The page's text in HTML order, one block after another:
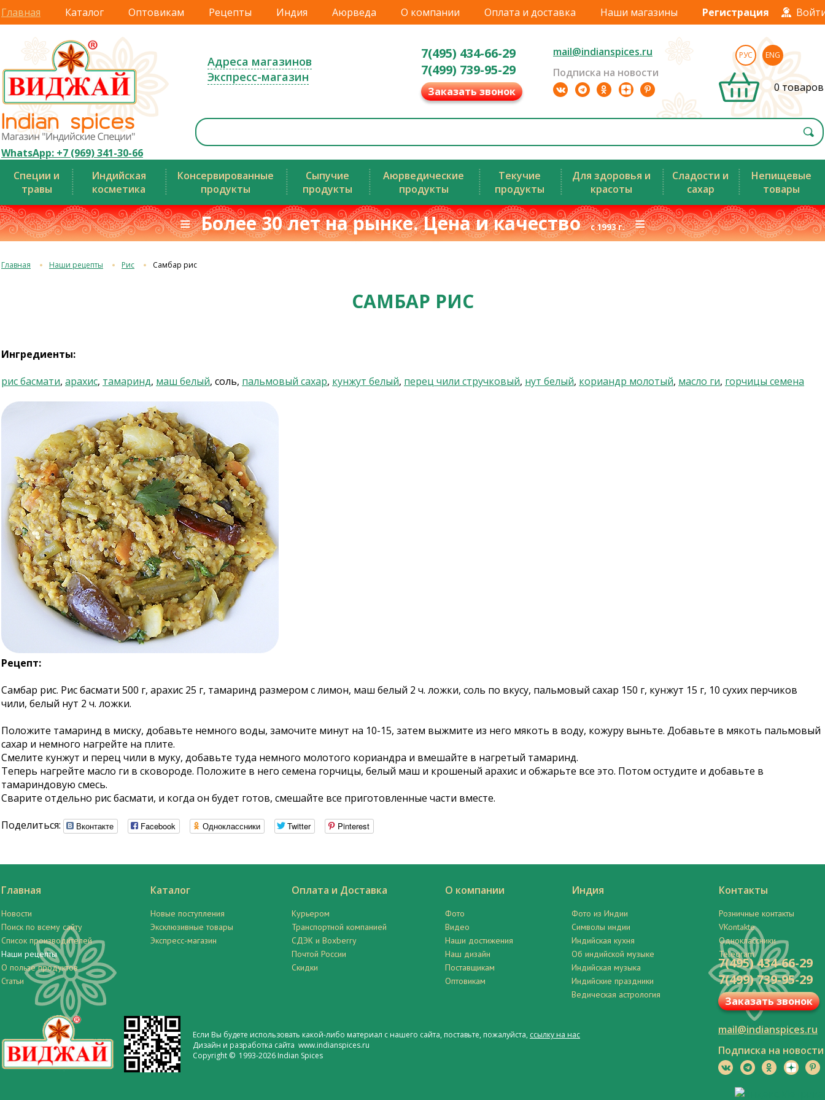
Главная Каталог Оптовикам Рецепты Индия Аюрведа О компании Оплата и доставка Наши магазины Регистрация
WhatsApp: +7 (969) 341-30-66
Адреса магазинов
Экспресс-магазин
7(495) 434-66-29
7(499) 739-95-29
Заказать звонок
mail@indianspices.ru
Подписка на новости
РУС ENG
0 товаров
Специи и
травы
Индийская
косметика
Консервированные
продукты
Сыпучие
продукты
Аюрведические
продукты
Текучие
продукты
Для здоровья и
красоты
Сладости и
сахар
Непищевые
товары
≡ Более 30 лет на рынке. Цена и качествос 1993 г.≡
Главная Наши рецепты Рис Самбар рис
САМБАР РИС
Ингредиенты:
рис басмати, арахис, тамаринд, маш белый, соль, пальмовый сахар, кунжут белый, перец чили стручковый, нут белый, кориандр молотый, масло ги, горчицы семена
Рецепт:
Самбар рис. Рис басмати 500 г, арахис 25 г, тамаринд размером с лимон, маш белый 2 ч. ложки, соль по вкусу, пальмовый сахар 150 г, кунжут 15 г, 10 сухих перчиков
чили, белый нут 2 ч. ложки.
Положите тамаринд в миску, добавьте немного воды, замочите минут на 10-15, затем выжмите из него мякоть в воду, кожуру выньте. Добавьте в мякоть пальмовый
сахар и немного нагрейте на плите.
Смелите кунжут и перец чили в муку, добавьте туда немного молотого кориандра и вмешайте в нагретый тамаринд.
Теперь нагрейте масло ги в сковороде. Положите в него семена горчицы, белый маш и крошеный арахис и обжарьте все это. Потом остудите и добавьте в
тамариндовую смесь.
Сварите отдельно рис басмати, и когда он будет готов, смешайте все приготовленные части вместе.
Поделиться:
Вконтакте Facebook Одноклассники Twitter Pinterest
Главная
Новости
Поиск по всему сайту
Список производителей
Наши рецепты
О пользе продуктов
Статьи
Каталог
Новые поступления
Эксклюзивные товары
Экспресс-магазин
Оплата и Доставка
Курьером
Транспортной компанией
СДЭК и Boxberry
Почтой России
Скидки
О компании
Фото
Видео
Наши достижения
Наш дизайн
Поставщикам
Оптовикам
Индия
Фото из Индии
Символы индии
Индийская кухня
Об индийской музыке
Индийская музыка
Индийские праздники
Ведическая астрология
Контакты
Розничные контакты
VKontakte
Одноклассники
Telegram
Если Вы будете использовать какой-либо материал с нашего сайта, поставьте, пожалуйста, ссылку на нас
Дизайн и разработка сайта www.indianspices.ru
Copyright © 1993-2026 Indian Spices
7(495) 434-66-29
7(499) 739-95-29
Заказать звонок
mail@indianspices.ru
Подписка на новости